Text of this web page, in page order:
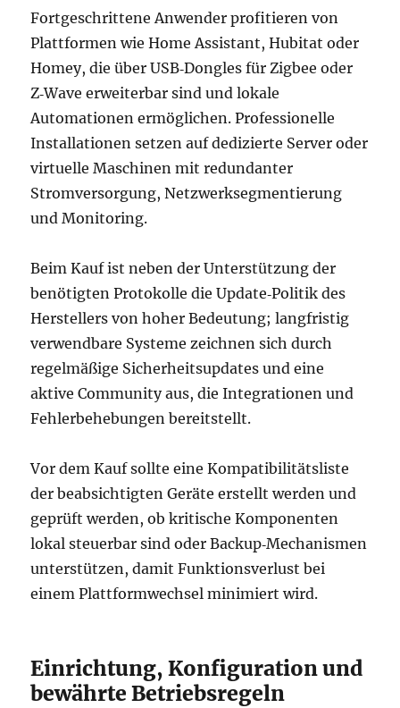
Fortgeschrittene Anwender profitieren von
Plattformen wie Home Assistant, Hubitat oder
Homey, die über USB‑Dongles für Zigbee oder
Z‑Wave erweiterbar sind und lokale
Automationen ermöglichen. Professionelle
Installationen setzen auf dedizierte Server oder
virtuelle Maschinen mit redundanter
Stromversorgung, Netzwerksegmentierung
und Monitoring.
Beim Kauf ist neben der Unterstützung der
benötigten Protokolle die Update‑Politik des
Herstellers von hoher Bedeutung; langfristig
verwendbare Systeme zeichnen sich durch
regelmäßige Sicherheitsupdates und eine
aktive Community aus, die Integrationen und
Fehlerbehebungen bereitstellt.
Vor dem Kauf sollte eine Kompatibilitätsliste
der beabsichtigten Geräte erstellt werden und
geprüft werden, ob kritische Komponenten
lokal steuerbar sind oder Backup‑Mechanismen
unterstützen, damit Funktionsverlust bei
einem Plattformwechsel minimiert wird.
Einrichtung, Konfiguration und
bewährte Betriebsregeln